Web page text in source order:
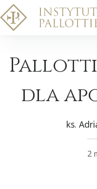
Pallotti
dla
ks.
2